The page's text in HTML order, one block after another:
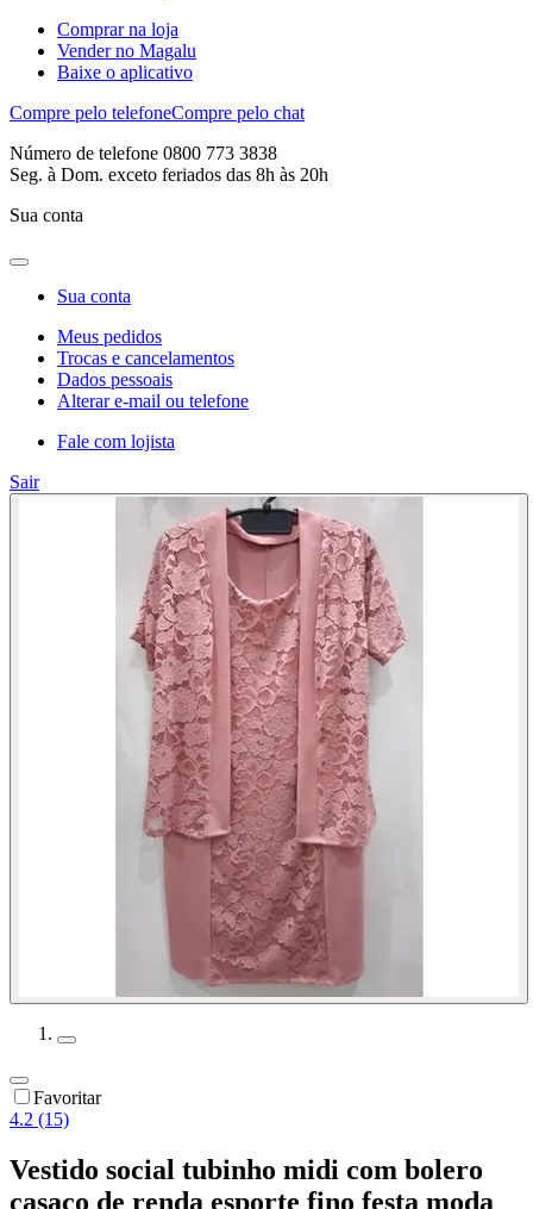
Comprar na loja
Vender no Magalu
Baixe o aplicativo
Compre pelo telefoneCompre pelo chat
Número de telefone 0800 773 3838
Seg. à Dom. exceto feriados das 8h às 20h
Sua conta
Sua conta
Meus pedidos
Trocas e cancelamentos
Dados pessoais
Alterar e-mail ou telefone
Fale com lojista
Sair
Favoritar
4.2 (15)
Vestido social tubinho midi com bolero
casaco de renda esporte fino festa moda